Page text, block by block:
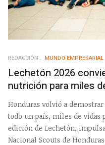
REDACCIÓN MUNDO EMPRESARIAL
Lechetón 2026
nutrición para miles
Honduras volvió a
todo un país, miles de vidas
edición de Lechetón,
Nacional Scouts de